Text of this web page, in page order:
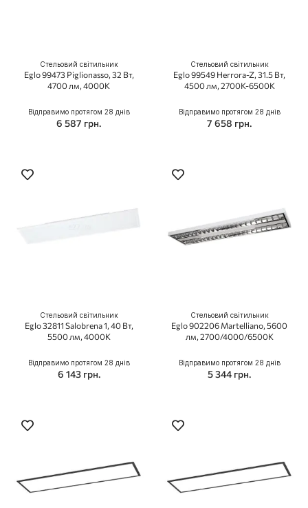
Стельовий світильник
Eglo 99473 Piglionasso, 32 Вт,
4700 лм, 4000K
Відправимо протягом 28 днів
6 587 грн.
Стельовий світильник
Eglo 99549 Herrora-Z, 31.5 Вт,
4500 лм, 2700K-6500K
Відправимо протягом 28 днів
7 658 грн.
Стельовий світильник
Eglo 32811 Salobrena 1, 40 Вт,
5500 лм, 4000K
Відправимо протягом 28 днів
6 143 грн.
Стельовий світильник
Eglo 902206 Martelliano, 5600
лм, 2700/4000/6500K
Відправимо протягом 28 днів
5 344 грн.